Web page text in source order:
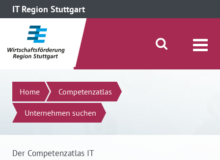
IT Region Stuttgart
direkt zum Inhalt dieser Seite
direkt zum Menü springen
Suche öffnen/schließen
Suchen
Home Competenzatlas
Unternehmen suchen
Der Competenzatlas IT